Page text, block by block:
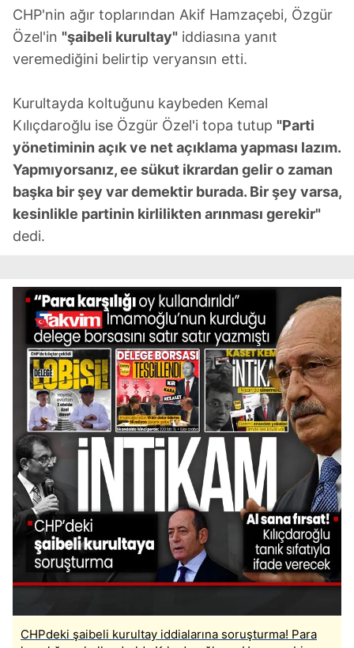
CHP'nin ağır toplarından Akif Hamzaçebi, Özgür
Özel'in "şaibeli kurultay" iddiasına yanıt
veremediğini belirtip veryansın etti.
Kurultayda koltuğunu kaybeden Kemal
Kılıçdaroğlu ise Özgür Özel'i topa tutup "Parti
yönetiminin açık ve net açıklama yapması lazım.
Yapmıyorsanız, ee sükut ikrardan gelir o zaman
başka bir şey var demektir burada. Bir şey varsa,
kesinlikle partinin kirlilikten arınması gerekir"
dedi.
CHPdeki şaibeli kurultay iddialarına soruşturma! Para